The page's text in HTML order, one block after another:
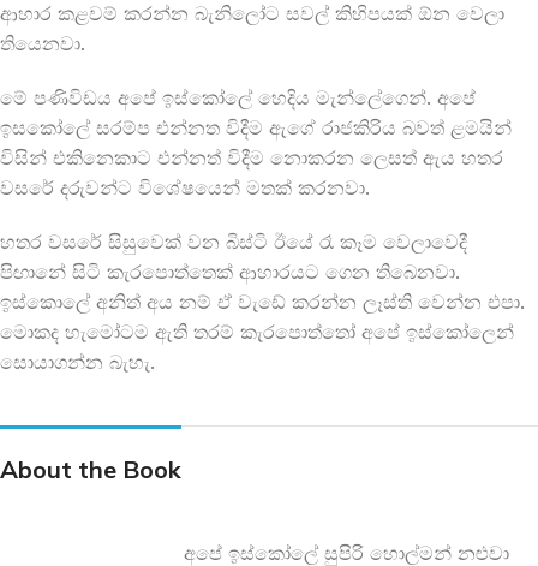
ආහාර කළවම් කරන්න බැනිලෝට සවල් කිහිපයක් ඕන වෙලා
තියෙනවා.
මේ පණිවිඩය අපේ ඉස්කෝලේ හෙදිය මැන්ලේගෙන්. අපේ
ඉසකෝලේ සරම්ප එන්නත විදීම ඇගේ රාජකිරිය බවත් ළමයින්
විසින් එකිනෙකාට එන්නත් විදීම නොකරන ලෙසත් ඇය හතර
වසරේ දරුවන්ට විශේෂයෙන් මතක් කරනවා.
හතර වසරේ සිසුවෙක් වන බිස්ටි ඊයේ රෑ කෑම වෙලාවෙදී
පිඟානේ සිටි කැරපොත්තෙක් ආහාරයට ගෙන තිබෙනවා.
ඉස්කොලේ අනිත් අය නම් ඒ වැඩේ කරන්න ලෑස්ති වෙන්න එපා.
මොකද හැමෝටම ඇති තරම් කැරපොත්තෝ අපේ ඉස්කෝලෙන්
සොයාගන්න බැහැ.
About the Book
අපේ ඉස්කෝලේ සුපිරි හොල්මන් නළුවා